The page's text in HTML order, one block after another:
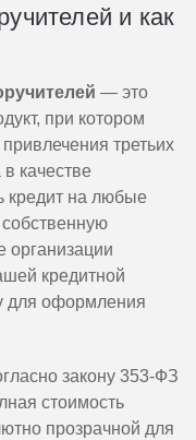
и как
— это
при котором
третьих
качестве
кредит на любые
организации
кредитной
для оформления
закону 353-ФЗ
стоимость
прозрачной для